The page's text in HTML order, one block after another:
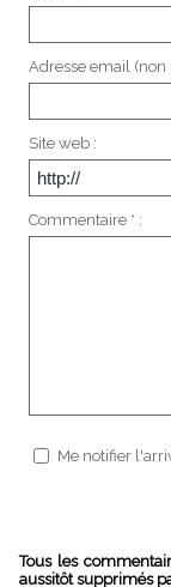
Adresse email (non
Site web :
Commentaire * :
Me notifier
Tous les
aussitôt supprimés